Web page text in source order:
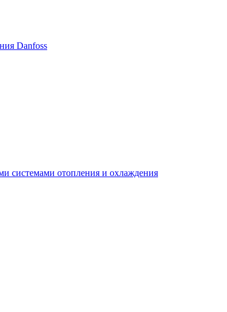
Danfoss
системами отопления и охлаждения